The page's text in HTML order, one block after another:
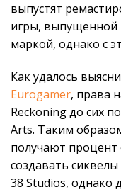
выпустят
игры, выпущенной
маркой, однако с
Как удалось
Eurogamer, права
Reckoning до сих
Arts. Таким
получают
создавать
38 Studios, однако